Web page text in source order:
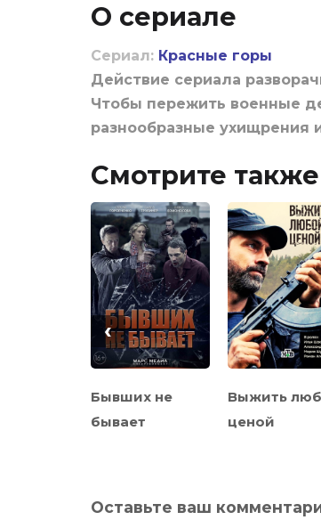
О сериале
Сериал: Красные горы
Действие сериала
Чтобы пережить военные
разнообразные ухищрения
Смотрите также
Бывших не
бывает
Выжить
ценой
‹
Оставьте ваш